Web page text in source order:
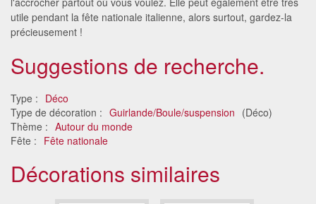
utile pendant la fête nationale italienne, alors surtout, gardez-la
précieusement !
Suggestions de recherche.
Type : Déco
Type de décoration : Guirlande/Boule/suspension (Déco)
Thème : Autour du monde
Fête : Fête nationale
Décorations similaires